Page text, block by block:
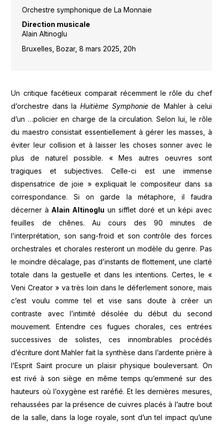
Orchestre symphonique de La Monnaie
Direction musicale
Alain Altinoglu
Bruxelles, Bozar, 8 mars 2025, 20h
Un critique facétieux comparait récemment le rôle du chef
d’orchestre dans la Huitième Symphoniede Mahler à celui
d’un …policier en charge de la circulation. Selon lui, le rôle
du maestro consistait essentiellement à gérer les masses, à
éviter leur collision et à laisser les choses sonner avec le
plus de naturel possible. « Mes autres oeuvres sont
tragiques et subjectives. Celle-ci est une immense
dispensatrice de joie » expliquait le compositeur dans sa
correspondance. Si on garde la métaphore, il faudra
décerner à Alain Altinoglu un sifflet doré et un képi avec
feuilles de chênes. Au cours des 90 minutes de
l’interprétation, son sang-froid et son contrôle des forces
orchestrales et chorales resteront un modèle du genre. Pas
le moindre décalage, pas d’instants de flottement, une clarté
totale dans la gestuelle et dans les intentions. Certes, le «
Veni Creator » va très loin dans le déferlement sonore, mais
c’est voulu comme tel et vise sans doute à créer un
contraste avec l’intimité désolée du début du second
mouvement. Entendre ces fugues chorales, ces entrées
successives de solistes, ces innombrables procédés
d’écriture dont Mahler fait la synthèse dans l’ardente prière à
l’Esprit Saint procure un plaisir physique bouleversant. On
est rivé à son siège en même temps qu’emmené sur des
hauteurs où l’oxygène est raréfié. Et les dernières mesures,
rehaussées par la présence de cuivres placés à l’autre bout
de la salle, dans la loge royale, sont d’un tel impact qu’une